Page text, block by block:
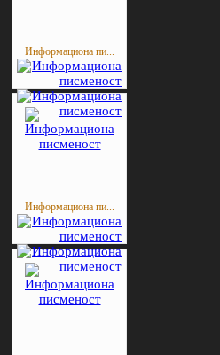
Информациона пи...
Информациона пи...